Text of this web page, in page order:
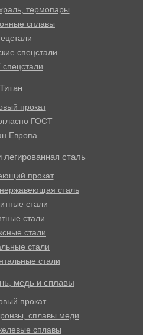
термопары
сплавы
спецстали
Титан
прокат
ГОСТ
Европа
сталь
прокат
сталь
стали
стали
стали
стали
стали
медь и сплавы
прокат
сплавы меди
сплавы